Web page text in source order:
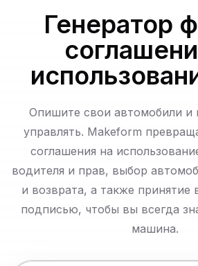
БЛОГ
ВОЙТИ
ПОПРОБОВАТЬ БЕСПЛАТНО
Генератор
Опишите свои автомобили и
управлять. Makeform
соглашения на
водителя и прав, выбор
и возврата, а также принятие
подписью, чтобы вы всегда
машина.